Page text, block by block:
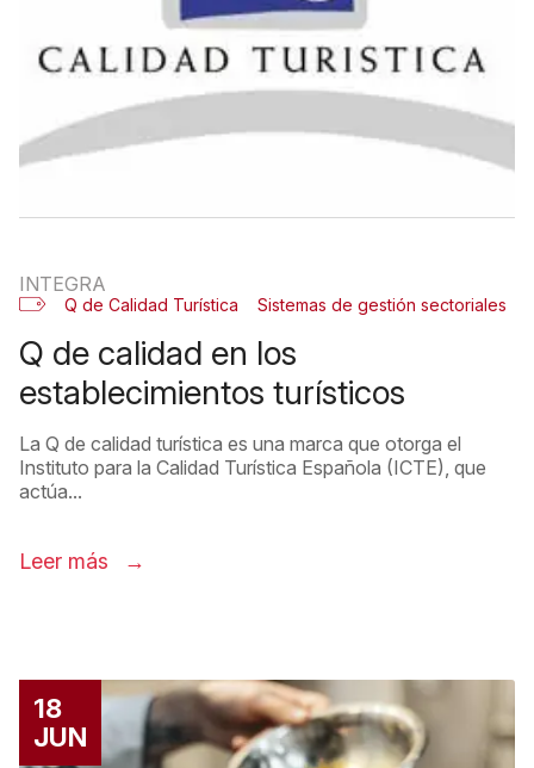
INTEGRA
Q de Calidad Turística Sistemas de gestión sectoriales
q de calidad en los
establecimientos turísticos
La Q de calidad turística es una marca que otorga el
Instituto para la Calidad Turística Española (ICTE), que
actúa...
Leer más
18
JUN